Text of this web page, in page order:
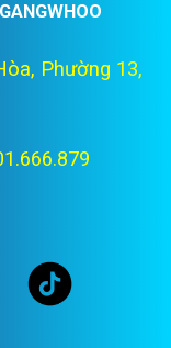
Phường 13,